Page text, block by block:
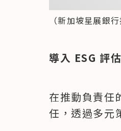
（新加坡星展銀
導入 ESG 評
在推動負責任
任，透過多元